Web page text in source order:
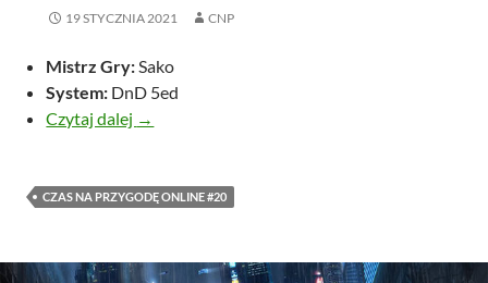
19 STYCZNIA 2021 CNP
Mistrz Gry: Sako
System: DnD 5ed
Czytaj dalej
Klątwa 300 różdżek
→
CZAS NA PRZYGODĘ ONLINE #20